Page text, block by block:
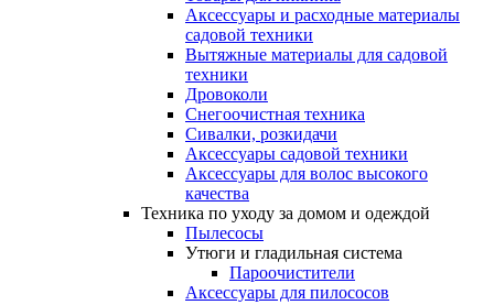
Аксессуары и расходные материалы
садовой техники
Вытяжные материалы для садовой
техники
Дровоколи
Снегоочистная техника
Сивалки, розкидачи
Аксессуары садовой техники
Аксессуары для волос высокого
качества
Техника по уходу за домом и одеждой
Пылесосы
Утюги и гладильная система
Пароочистители
Аксессуары для пилососов